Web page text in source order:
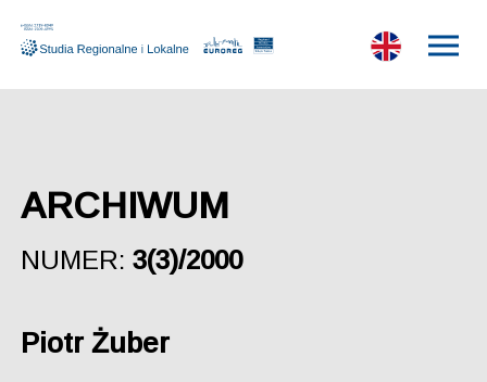
ARCHIWUM
NUMER: 3(3)/2000
Piotr Żuber